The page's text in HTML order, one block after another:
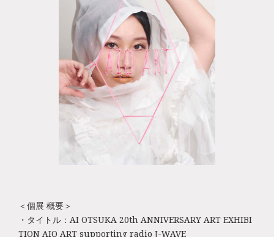
＜個展 概要＞
・タイトル：AI OTSUKA 20th ANNIVERSARY ART EXHIBI
TION AIO ART supporting radio J-WAVE